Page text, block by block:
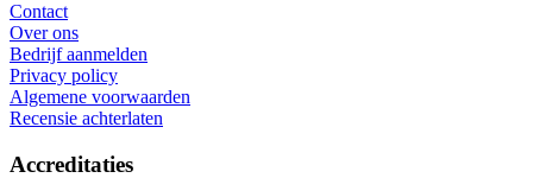
Contact
Over ons
Bedrijf aanmelden
Privacy policy
Algemene voorwaarden
Recensie achterlaten
Accreditaties